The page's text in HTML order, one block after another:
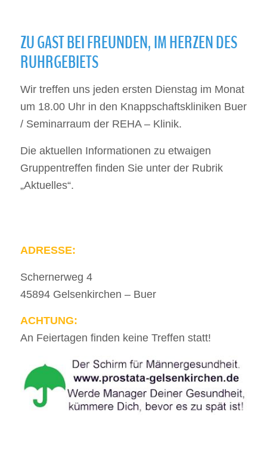
ZU GAST BEI FREUNDEN, IM HERZEN DES
RUHRGEBIETS
Wir treffen uns jeden ersten Dienstag im Monat
um 18.00 Uhr in den Knappschaftskliniken Buer
/ Seminarraum der REHA – Klinik.
Die aktuellen Informationen zu etwaigen
Gruppentreffen finden Sie unter der Rubrik
„Aktuelles“.
ADRESSE:
Schernerweg 4
45894 Gelsenkirchen – Buer
ACHTUNG:
An Feiertagen finden keine Treffen statt!